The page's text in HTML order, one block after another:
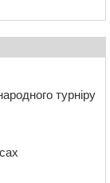
турніру